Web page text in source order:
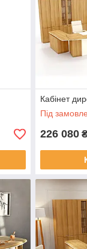
Кабінет
Під
226 080